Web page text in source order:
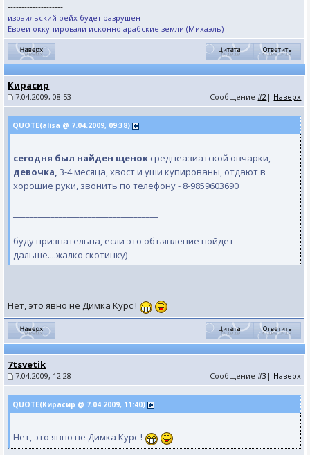
--------------------
израильский рейх будет разрушен
Евреи оккупировали исконно арабские земли.(Михаэль)
Кирасир
7.04.2009, 08:53 Сообщение#2 | Наверх
QUOTE(аlisа @ 7.04.2009, 09:38)
сегодня был найден щенок среднеазиатской овчарки,
девочка, 3-4 месяца, хвост и уши купированы, отдают в
хорошие руки, звонить по телефону - 8-9859603690
буду признательна, если это объявление пойдет
дальше....жалко скотинку)
Нет, это явно не Димка Курс !
7tsvetik
7.04.2009, 12:28 Сообщение#3 | Наверх
QUOTE(Кирасир @ 7.04.2009, 11:40)
Нет, это явно не Димка Курс !